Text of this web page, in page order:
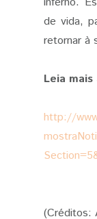
de vida,
retornar à
Leia mais
http://
(Créditos: